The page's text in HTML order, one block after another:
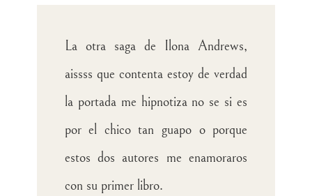
La otra saga de Ilona Andrews,
aissss que contenta estoy de verdad
la portada me hipnotiza no se si es
por el chico tan guapo o porque
estos dos autores me enamoraros
con su primer libro.